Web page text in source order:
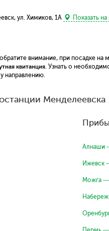
ул. Химиков, 1А Показать на
обратите внимание, при посадке
квитанция. Узнать о
направлению.
Менделеевска
Алнаши
Ижевск
Можга —